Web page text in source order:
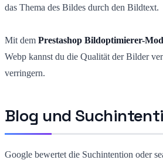
das Thema des Bildes durch den Bildtext.
Mit dem Prestashop Bildoptimierer-
Webp kannst du die Qualität der Bilder
verringern.
Blog und
Google bewertet die Suchintention oder